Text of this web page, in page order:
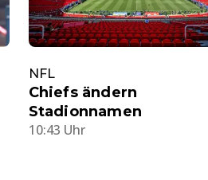
NFL
Chiefs ändern
Stadionnamen
10:43 Uhr